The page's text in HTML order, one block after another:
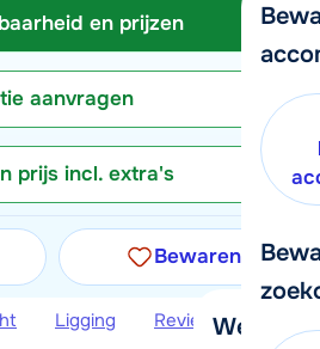
We
en prijzen
aanvragen
prijs incl. extra's
Bewaren
Ligging Reviews